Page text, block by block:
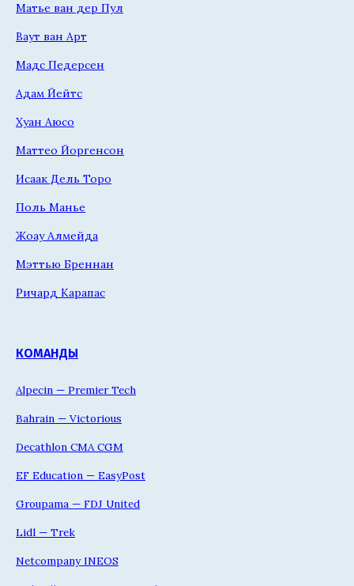
Матье ван дер Пул
Ваут ван Арт
Мадс Педерсен
Адам Йейтс
Хуан Аюсо
Маттео Йоргенсон
Исаак Дель Торо
Поль Манье
Жоау Алмейда
Мэттью Бреннан
Ричард Карапас
КОМАНДЫ
Alpecin — Premier Tech
Bahrain — Victorious
Decathlon CMA CGM
EF Education — EasyPost
Groupama — FDJ United
Lidl — Trek
Netcompany INEOS